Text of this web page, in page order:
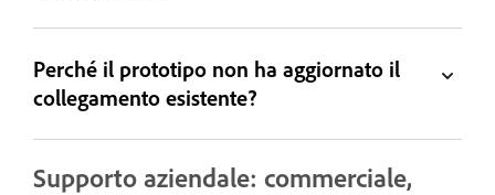
Perché il prototipo non ha aggiornato il
collegamento esistente?
Supporto aziendale: commerciale,